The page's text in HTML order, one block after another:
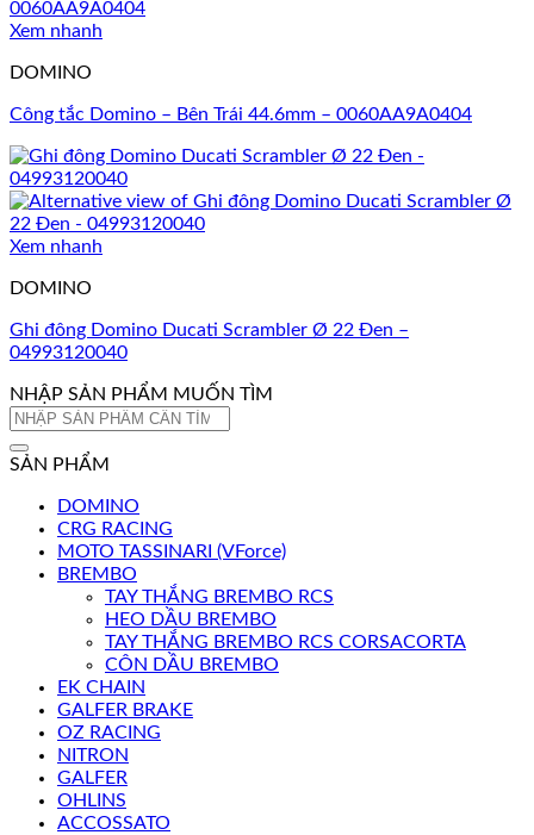
Xem nhanh
DOMINO
Công tắc Domino – Bên Trái 44.6mm – 0060AA9A0404
Xem nhanh
DOMINO
Ghi đông Domino Ducati Scrambler Ø 22 Đen –
04993120040
NHẬP SẢN PHẨM MUỐN TÌM
Tìm
SẢN PHẨM
DOMINO
CRG RACING
MOTO TASSINARI (VForce)
BREMBO
TAY THẮNG BREMBO RCS
HEO DẦU BREMBO
TAY THẮNG BREMBO RCS CORSACORTA
CÔN DẦU BREMBO
EK CHAIN
GALFER BRAKE
OZ RACING
NITRON
GALFER
OHLINS
ACCOSSATO